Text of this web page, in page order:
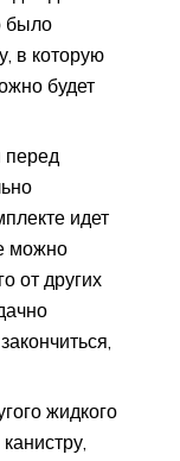
было
в которую
будет
перед
идет
можно
от других
жидкого